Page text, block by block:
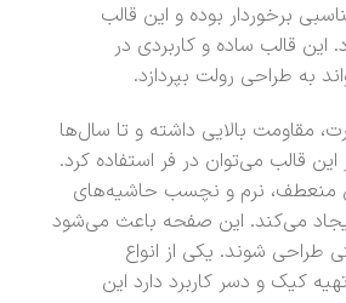
برخوردار بوده و این قالب
قالب ساده و کاربردی در
به طراحی رولت بپردازد.
مقاومت بالایی داشته و تا سال‌ها
قالب می‌توان در فر استفاده کرد.
منعطف، نرم و نچسب حاشیه‌های
می‌کند. این صفحه باعث می‌شود
شوند. یکی از انواع
کیک و دسر کاربرد دارد این